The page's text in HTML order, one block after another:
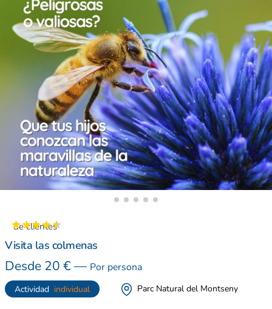
de clientes
Visita las colmenas
Desde 20 €— Por persona
Actividad individual Parc Natural del Montseny